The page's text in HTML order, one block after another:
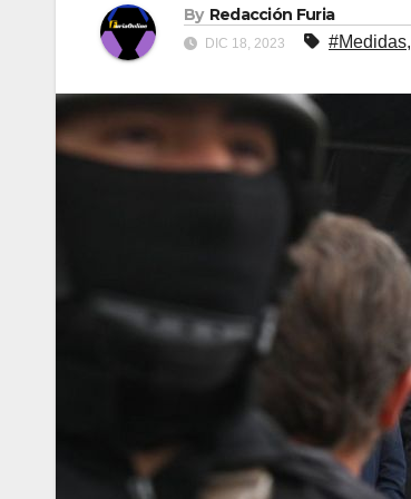
By Redacción Furia
DIC 18, 2023 #Medidas,